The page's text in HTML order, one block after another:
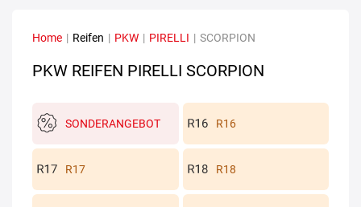
Home | Reifen | PKW | PIRELLI | SCORPION
PKW REIFEN PIRELLI SCORPION
SONDERANGEBOT R16
R17 R18